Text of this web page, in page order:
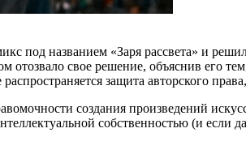
под названием «Заря рассвета» и
свое решение, объяснив его
защита авторского
создания произведений
собственностью (и если